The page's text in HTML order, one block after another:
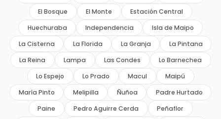
El Bosque
El Monte
Estación Central
Huechuraba
Independencia
Isla de Maipo
La Cisterna
La Florida La Granja
La Pintana
La Reina
Lampa Las Condes
Lo Barnechea
Lo Espejo
Lo Prado Macul
Maipú
María Pinto
Melipilla Ñuñoa
Padre Hurtado
Paine
Pedro Aguirre Cerda Peñaflor